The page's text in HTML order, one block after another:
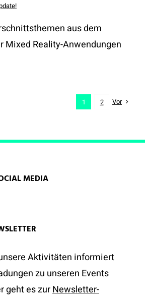
aus dem
Mixed Reality-Anwendungen
1 2 Vor
MEDIA
Aktivitäten informiert
zu unseren Events
geht es zurNewsletter-